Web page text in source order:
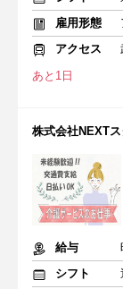
雇用形態
アクセス
あと1日
株式会社NEXT
給与
シフト